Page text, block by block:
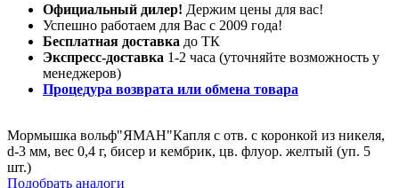
Официальный дилер! Держим цены для вас!
Успешно работаем для Вас с 2009 года!
Бесплатная доставка до ТК
Экспресс-доставка 1-2 часа (уточняйте возможность у
менеджеров)
Процедура возврата или обмена товара
Мормышка вольф"ЯМАН"Капля с отв. с коронкой из никеля,
d-3 мм, вес 0,4 г, бисер и кембрик, цв. флуор. желтый (уп. 5
шт.)
Подобрать аналоги